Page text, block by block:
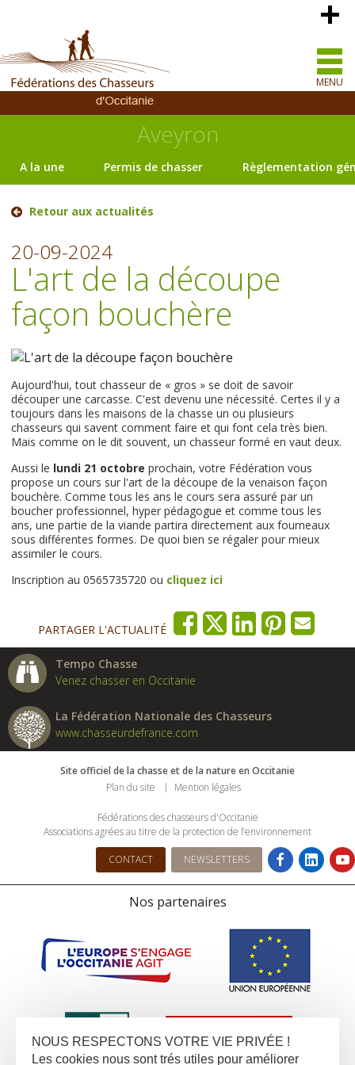
MENU
Aveyron
A la une Permis de chasser Règlementation
Retour aux actualités
20-09-2024
L'art de la découpe
façon bouchère
Aujourd'hui, tout chasseur de « gros » se doit de savoir
découper une carcasse. C'est devenu une nécessité. Certes il y a
toujours dans les maisons de la chasse un ou plusieurs
chasseurs qui savent comment faire et qui font cela très bien.
Mais comme on le dit souvent, un chasseur formé en vaut deux.
Aussi le lundi 21 octobre prochain, votre Fédération vous
propose un cours sur l'art de la découpe de la venaison façon
bouchère. Comme tous les ans le cours sera assuré par un
boucher professionnel, hyper pédagogue et comme tous les
ans, une partie de la viande partira directement aux fourneaux
sous différentes formes. De quoi bien se régaler pour mieux
assimiler le cours.
Inscription au 0565735720 ou cliquez ici
PARTAGER L'ACTUALITÉ
Tempo Chasse
Venez chasser en Occitanie
La Fédération Nationale des Chasseurs
www.chasseurdefrance.com
Site officiel de la chasse et de la nature en Occitanie
Plan du site
Mention légales
Fédérations des chasseurs d'Occitanie
Associations agrées au titre de la protection de l’environnement
CONTACT NEWSLETTERS
Nos partenaires
NOUS RESPECTONS VOTRE VIE PRIVÉE !
Les cookies nous sont trés utiles pour améliorer